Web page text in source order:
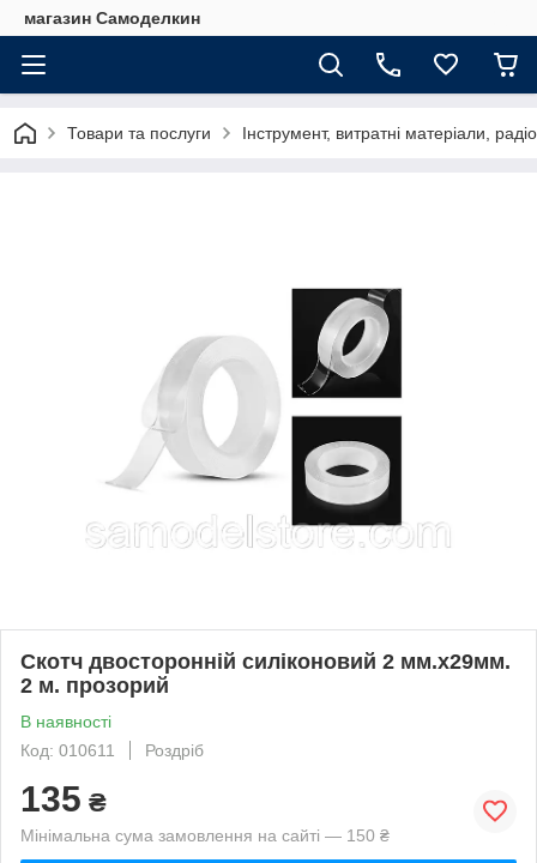
магазин Самоделкин
Товари та послуги Інструмент, витратні матеріали,
Скотч двосторонній силіконовий 2 мм.х29мм.
2 м. прозорий
В наявності
Код: 010611
Роздріб
135 ₴
Мінімальна сума замовлення на сайті — 150 ₴